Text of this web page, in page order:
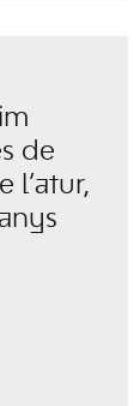
de
l’atur,